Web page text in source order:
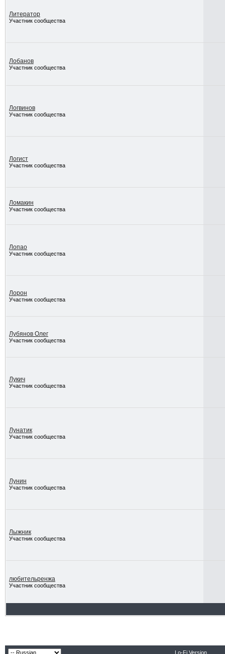
Литератор
Участник сообщества
Лобанов
Участник сообщества
Логвинов
Участник сообщества
Логист
Участник сообщества
Ломакин
Участник сообщества
Лопао
Участник сообщества
Лорон
Участник сообщества
Лубянов Олег
Участник сообщества
Лукич
Участник сообщества
Лунатик
Участник сообщества
Лунин
Участник сообщества
Лыжник
Участник сообщества
любительренжа
Участник сообщества
Lo-Fi Version